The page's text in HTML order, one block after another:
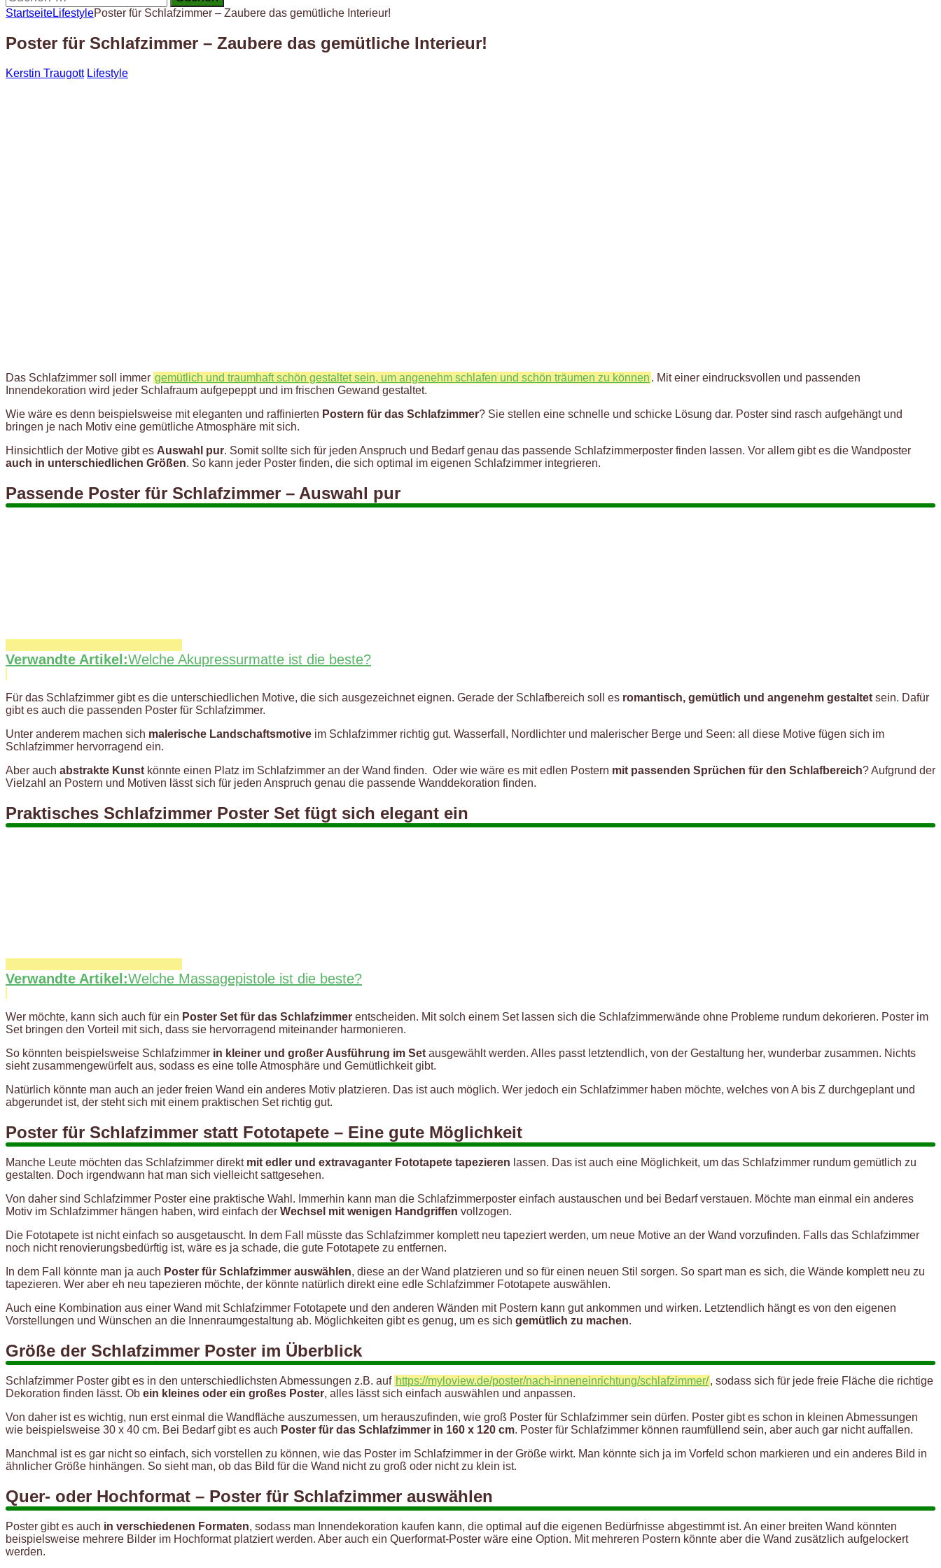
nach:
StartseiteLifestylePoster für Schlafzimmer – Zaubere das gemütliche Interieur!
Poster für Schlafzimmer – Zaubere das gemütliche Interieur!
Kerstin Traugott Lifestyle
Das Schlafzimmer soll immer gemütlich und traumhaft schön gestaltet sein, um angenehm schlafen und schön träumen zu können . Mit einer eindrucksvollen und passenden
Innendekoration wird jeder Schlafraum aufgepeppt und im frischen Gewand gestaltet.
Wie wäre es denn beispielsweise mit eleganten und raffinierten Postern für das Schlafzimmer? Sie stellen eine schnelle und schicke Lösung dar. Poster sind rasch aufgehängt und
bringen je nach Motiv eine gemütliche Atmosphäre mit sich.
Hinsichtlich der Motive gibt es Auswahl pur. Somit sollte sich für jeden Anspruch und Bedarf genau das passende Schlafzimmerposter finden lassen. Vor allem gibt es die Wandposter
auch in unterschiedlichen Größen. So kann jeder Poster finden, die sich optimal im eigenen Schlafzimmer integrieren.
Passende Poster für Schlafzimmer – Auswahl pur
Verwandte Artikel:Welche Akupressurmatte ist die beste?
Für das Schlafzimmer gibt es die unterschiedlichen Motive, die sich ausgezeichnet eignen. Gerade der Schlafbereich soll es romantisch, gemütlich und angenehm gestaltet sein. Dafür
gibt es auch die passenden Poster für Schlafzimmer.
Unter anderem machen sich malerische Landschaftsmotive im Schlafzimmer richtig gut. Wasserfall, Nordlichter und malerischer Berge und Seen: all diese Motive fügen sich im
Schlafzimmer hervorragend ein.
Aber auch abstrakte Kunst könnte einen Platz im Schlafzimmer an der Wand finden. Oder wie wäre es mit edlen Postern mit passenden Sprüchen für den Schlafbereich? Aufgrund der
Vielzahl an Postern und Motiven lässt sich für jeden Anspruch genau die passende Wanddekoration finden.
Praktisches Schlafzimmer Poster Set fügt sich elegant ein
Verwandte Artikel:Welche Massagepistole ist die beste?
Wer möchte, kann sich auch für ein Poster Set für das Schlafzimmer entscheiden. Mit solch einem Set lassen sich die Schlafzimmerwände ohne Probleme rundum dekorieren. Poster im
Set bringen den Vorteil mit sich, dass sie hervorragend miteinander harmonieren.
So könnten beispielsweise Schlafzimmer in kleiner und großer Ausführung im Set ausgewählt werden. Alles passt letztendlich, von der Gestaltung her, wunderbar zusammen. Nichts
sieht zusammengewürfelt aus, sodass es eine tolle Atmosphäre und Gemütlichkeit gibt.
Natürlich könnte man auch an jeder freien Wand ein anderes Motiv platzieren. Das ist auch möglich. Wer jedoch ein Schlafzimmer haben möchte, welches von A bis Z durchgeplant und
abgerundet ist, der steht sich mit einem praktischen Set richtig gut.
Poster für Schlafzimmer statt Fototapete – Eine gute Möglichkeit
Manche Leute möchten das Schlafzimmer direkt mit edler und extravaganter Fototapete tapezieren lassen. Das ist auch eine Möglichkeit, um das Schlafzimmer rundum gemütlich zu
gestalten. Doch irgendwann hat man sich vielleicht sattgesehen.
Von daher sind Schlafzimmer Poster eine praktische Wahl. Immerhin kann man die Schlafzimmerposter einfach austauschen und bei Bedarf verstauen. Möchte man einmal ein anderes
Motiv im Schlafzimmer hängen haben, wird einfach der Wechsel mit wenigen Handgriffen vollzogen.
Die Fototapete ist nicht einfach so ausgetauscht. In dem Fall müsste das Schlafzimmer komplett neu tapeziert werden, um neue Motive an der Wand vorzufinden. Falls das Schlafzimmer
noch nicht renovierungsbedürftig ist, wäre es ja schade, die gute Fototapete zu entfernen.
In dem Fall könnte man ja auch Poster für Schlafzimmer auswählen, diese an der Wand platzieren und so für einen neuen Stil sorgen. So spart man es sich, die Wände komplett neu zu
tapezieren. Wer aber eh neu tapezieren möchte, der könnte natürlich direkt eine edle Schlafzimmer Fototapete auswählen.
Auch eine Kombination aus einer Wand mit Schlafzimmer Fototapete und den anderen Wänden mit Postern kann gut ankommen und wirken. Letztendlich hängt es von den eigenen
Vorstellungen und Wünschen an die Innenraumgestaltung ab. Möglichkeiten gibt es genug, um es sich gemütlich zu machen.
Größe der Schlafzimmer Poster im Überblick
Schlafzimmer Poster gibt es in den unterschiedlichsten Abmessungen z.B. auf https://myloview.de/poster/nach-inneneinrichtung/schlafzimmer/, sodass sich für jede freie Fläche die richtige
Dekoration finden lässt. Ob ein kleines oder ein großes Poster, alles lässt sich einfach auswählen und anpassen.
Von daher ist es wichtig, nun erst einmal die Wandfläche auszumessen, um herauszufinden, wie groß Poster für Schlafzimmer sein dürfen. Poster gibt es schon in kleinen Abmessungen
wie beispielsweise 30 x 40 cm. Bei Bedarf gibt es auch Poster für das Schlafzimmer in 160 x 120 cm. Poster für Schlafzimmer können raumfüllend sein, aber auch gar nicht auffallen.
Manchmal ist es gar nicht so einfach, sich vorstellen zu können, wie das Poster im Schlafzimmer in der Größe wirkt. Man könnte sich ja im Vorfeld schon markieren und ein anderes Bild in
ähnlicher Größe hinhängen. So sieht man, ob das Bild für die Wand nicht zu groß oder nicht zu klein ist.
Quer- oder Hochformat – Poster für Schlafzimmer auswählen
Poster gibt es auch in verschiedenen Formaten, sodass man Innendekoration kaufen kann, die optimal auf die eigenen Bedürfnisse abgestimmt ist. An einer breiten Wand könnten
beispielsweise mehrere Bilder im Hochformat platziert werden. Aber auch ein Querformat-Poster wäre eine Option. Mit mehreren Postern könnte aber die Wand zusätzlich aufgelockert
werden.